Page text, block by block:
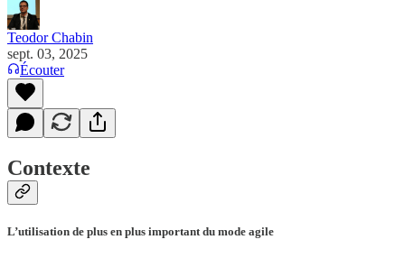
Teodor Chabin
sept. 03, 2025
Écouter
Contexte
L’utilisation de plus en plus important du mode agile